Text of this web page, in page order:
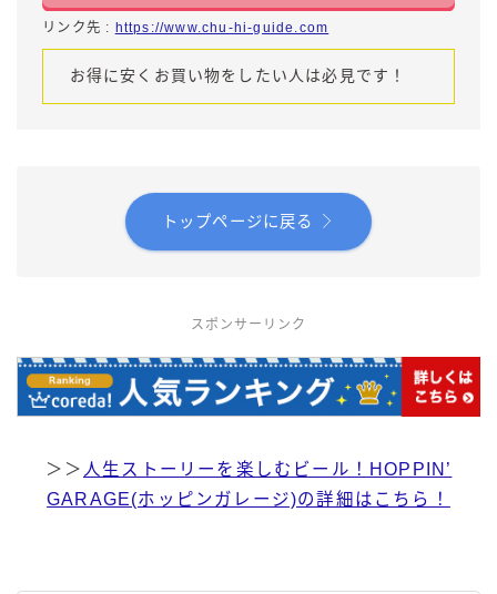
リンク先 : https://www.chu-hi-guide.com
お得に安くお買い物をしたい人は必見です！
トップページに戻る
スポンサーリンク
＞＞ 人生ストーリーを楽しむビール！HOPPIN’
GARAGE(ホッピンガレージ)の詳細はこちら！